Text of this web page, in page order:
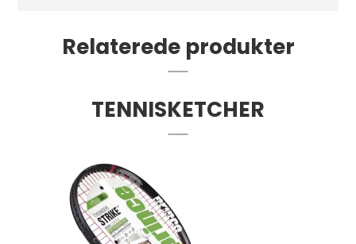
Relaterede produkter
TENNISKETCHER